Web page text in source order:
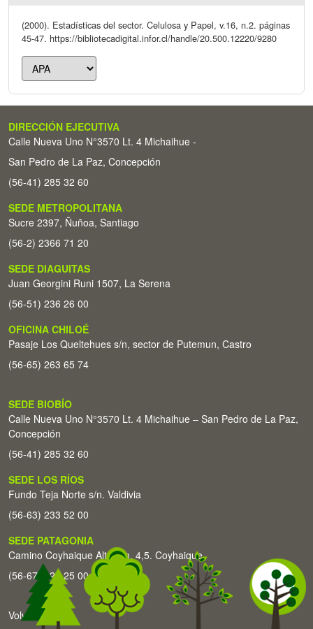
(2000). Estadísticas del sector. Celulosa y Papel, v.16, n.2. páginas
45-47. https://bibliotecadigital.infor.cl/handle/20.500.12220/9280
DIRECCIÓN EJECUTIVA
Calle Nueva Uno N°3570 Lt. 4 Michaihue -
San Pedro de La Paz, Concepción
(56-41) 285 32 60
SEDE METROPOLITANA
Sucre 2397, Ñuñoa, Santiago
(56-2) 2366 71 20
SEDE DIAGUITAS
Juan Georgini Runi 1507, La Serena
(56-51) 236 26 00
OFICINA CHILOÉ
Pasaje Los Queltehues s/n, sector de Putemun, Castro
(56-65) 263 65 74
SEDE BIOBÍO
Calle Nueva Uno N°3570 Lt. 4 Michaihue – San Pedro de La Paz,
Concepción
(56-41) 285 32 60
SEDE LOS RÍOS
Fundo Teja Norte s/n. Valdivia
(56-63) 233 52 00
SEDE PATAGONIA
Camino Coyhaique Alto Km. 4,5. Coyhaique
(56-67) 226 25 00
Volver arriba